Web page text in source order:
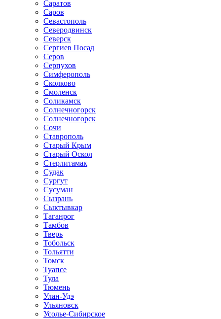
Саратов
Саров
Севастополь
Северодвинск
Северск
Сергиев Посад
Серов
Серпухов
Симферополь
Сколково
Смоленск
Соликамск
Солнечногорск
Солнечногорск
Сочи
Ставрополь
Старый Крым
Старый Оскол
Стерлитамак
Судак
Сургут
Сусуман
Сызрань
Сыктывкар
Таганрог
Тамбов
Тверь
Тобольск
Тольятти
Томск
Туапсе
Тула
Тюмень
Улан-Удэ
Ульяновск
Усолье-Сибирское